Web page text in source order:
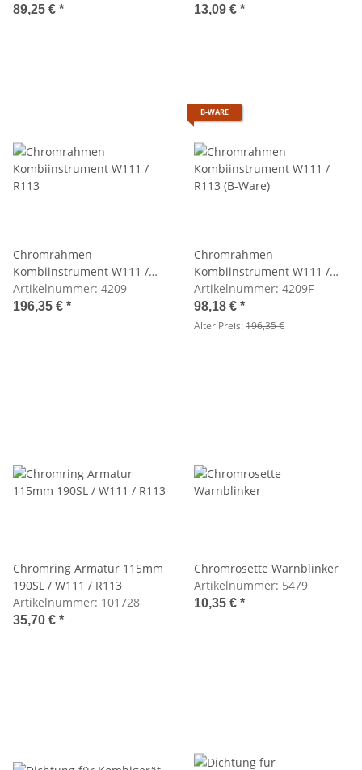
89,25 € * 13,09 € *
Chromrahmen
Kombiinstrument W111 /
R113
Artikelnummer: 4209
196,35 € *
B-WARE
Chromrahmen
Kombiinstrument W111 /
R113 (B-Ware)
Artikelnummer: 4209F
98,18 € *
Alter Preis:196,35 €
Chromring Armatur 115mm
190SL / W111 / R113
Artikelnummer: 101728
35,70 € *
Chromrosette Warnblinker
Artikelnummer: 5479
10,35 € *